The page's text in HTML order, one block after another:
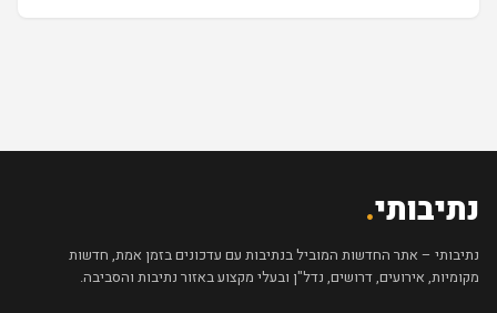
נתיבותי.
נתיבותי – אתר החדשות המוביל בנתיבות עם עדכונים בזמן אמת, חדשות
מקומיות, אירועים, דרושים, נדל"ן ובעלי מקצוע באזור נתיבות והסביבה.